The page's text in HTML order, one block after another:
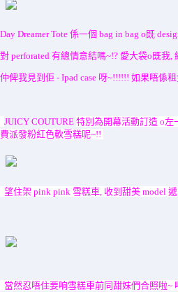
Day Dreamer Tote 係一個 bag in bag o既
對 perforated 有總情意結嗎~!? 愛大袋o既我,
仲俾我見到佢 - Ipad case 呀~!!!!!! 如果唔係
JUICY COUTURE 特別為開幕活動訂造 o左
費派發粉紅色軟雪糕呢~!!
望住架 pink pink 雪糕車, 收到甜美 model
當然忍唔住要响雪糕車前同甜妹們合照啦~